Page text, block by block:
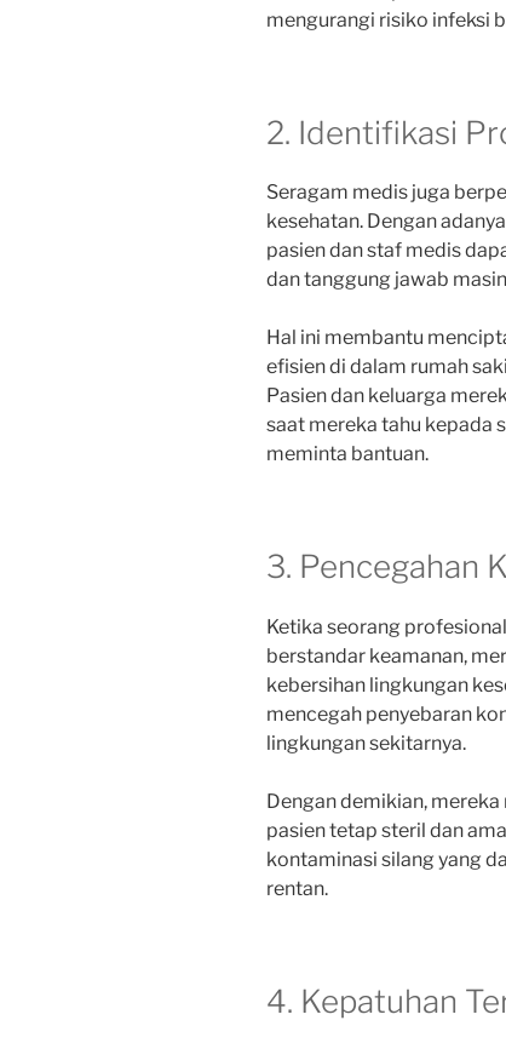
mengurangi risiko infeksi
2. Identifikasi
Seragam medis juga
kesehatan. Dengan
pasien dan staf medis
dan tanggung jawab
Hal ini membantu
efisien di dalam rumah
Pasien dan keluarga
saat mereka tahu kepada
meminta bantuan.
3. Pencegahan
Ketika seorang
berstandar keamanan,
kebersihan lingkungan
mencegah penyebaran
lingkungan sekitarnya.
Dengan demikian,
pasien tetap steril dan
kontaminasi silang yang
rentan.
4. Kepatuhan